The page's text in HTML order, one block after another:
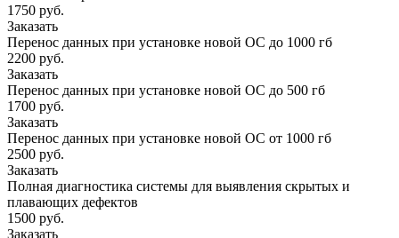
1750 руб.
Заказать
Перенос данных при установке новой ОС до 1000 гб
2200 руб.
Заказать
Перенос данных при установке новой ОС до 500 гб
1700 руб.
Заказать
Перенос данных при установке новой ОС от 1000 гб
2500 руб.
Заказать
Полная диагностика системы для выявления скрытых и
плавающих дефектов
1500 руб.
Заказать